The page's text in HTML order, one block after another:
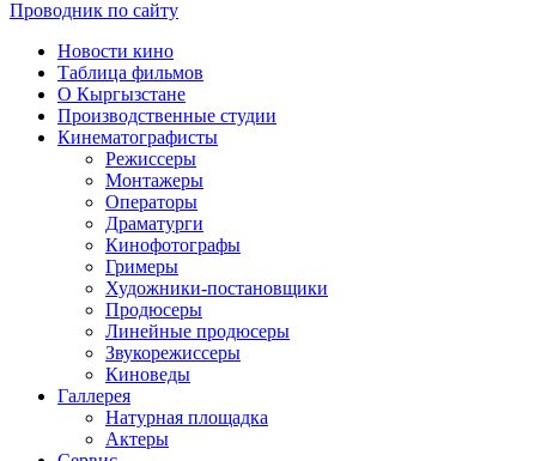
Проводник по сайту
Новости кино
Таблица фильмов
О Кыргызстане
Производственные студии
Кинематографисты
Режиссеры
Монтажеры
Операторы
Драматурги
Кинофотографы
Гримеры
Художники-постановщики
Продюсеры
Линейные продюсеры
Звукорежиссеры
Киноведы
Галлерея
Натурная площадка
Актеры